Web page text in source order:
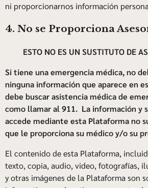
ni proporcionarnos información
4. No se Proporciona
ESTO NO ES UN SUSTITUTO DE
Si tiene una emergencia médica, no
ninguna información que aparece en
debe buscar asistencia médica de
como llamar al 911. La información y
accede mediante esta Plataforma no
que le proporciona su médico y/o su
El contenido de esta Plataforma,
texto, copia, audio, video, fotografías,
y otras imágenes de la Plataforma son